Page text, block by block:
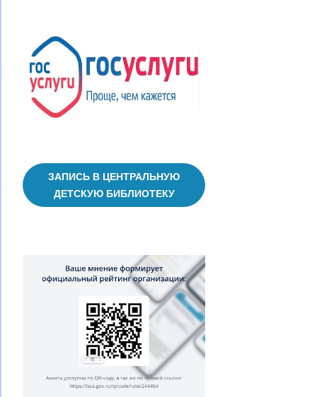
ЗАПИСЬ В ЦЕНТРАЛЬНУЮ
ДЕТСКУЮ БИБЛИОТЕКУ